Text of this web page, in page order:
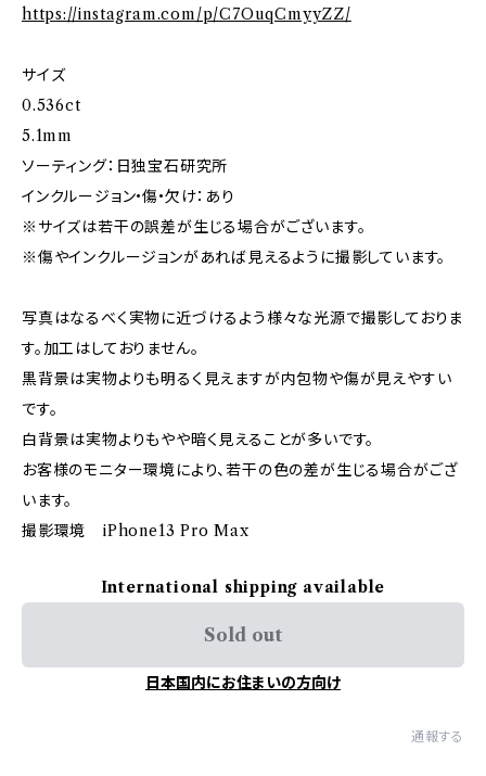
https://instagram.com/p/C7OuqCmyyZZ/
サイズ
0.536ct
5.1mm
ソーティング：日独宝石研究所
インクルージョン•傷•欠け：あり
※サイズは若干の誤差が生じる場合がございます。
※傷やインクルージョンがあれば見えるように撮影しています。
写真はなるべく実物に近づけるよう様々な光源で撮影しておりま
す。加工はしておりません。
黒背景は実物よりも明るく見えますが内包物や傷が見えやすい
です。
白背景は実物よりもやや暗く見えることが多いです。
お客様のモニター環境により、若干の色の差が生じる場合がござ
います。
撮影環境 iPhone13 Pro Max
International shipping available
Sold out
日本国内にお住まいの方向け
通報する